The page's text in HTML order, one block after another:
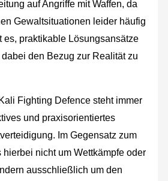
auf Angriffe mit Waffen, da
Gewaltsituationen leider häufig
es, praktikable Lösungsansätze
den Bezug zur Realität zu
Fighting Defence steht immer
und praxisorientiertes
Im Gegensatz zum
hierbei nicht um Wettkämpfe oder
ausschließlich um den